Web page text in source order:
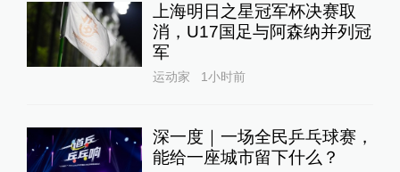
上海明日之星冠军杯决赛取
消，U17国足与阿森纳并列冠
军
运动家 1小时前
深一度｜一场全民乒乓球赛，
能给一座城市留下什么？